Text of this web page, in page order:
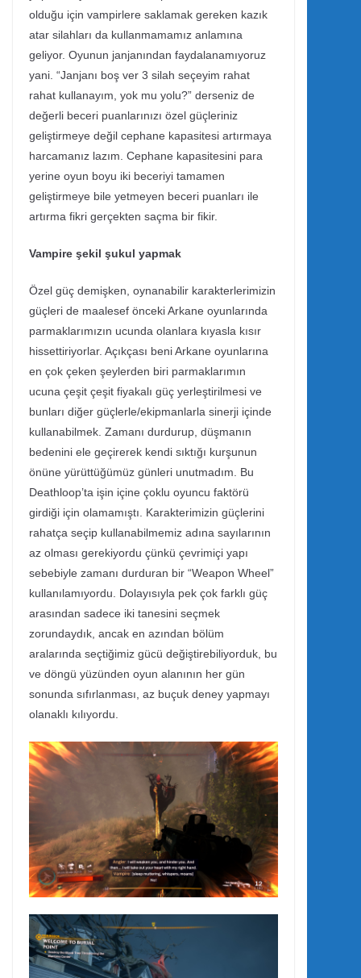
olduğu için vampirlere saklamak gereken kazık
atar silahları da kullanmamamız anlamına
geliyor. Oyunun janjanından faydalanamıyoruz
yani. “Janjanı boş ver 3 silah seçeyim rahat
rahat kullanayım, yok mu yolu?” derseniz de
değerli beceri puanlarınızı özel güçleriniz
geliştirmeye değil cephane kapasitesi artırmaya
harcamanız lazım. Cephane kapasitesini para
yerine oyun boyu iki beceriyi tamamen
geliştirmeye bile yetmeyen beceri puanları ile
artırma fikri gerçekten saçma bir fikir.
Vampire şekil şukul yapmak
Özel güç demişken, oynanabilir karakterlerimizin
güçleri de maalesef önceki Arkane oyunlarında
parmaklarımızın ucunda olanlara kıyasla kısır
hissettiriyorlar. Açıkçası beni Arkane oyunlarına
en çok çeken şeylerden biri parmaklarımın
ucuna çeşit çeşit fiyakalı güç yerleştirilmesi ve
bunları diğer güçlerle/ekipmanlarla sinerji içinde
kullanabilmek. Zamanı durdurup, düşmanın
bedenini ele geçirerek kendi sıktığı kurşunun
önüne yürüttüğümüz günleri unutmadım. Bu
Deathloop’ta işin içine çoklu oyuncu faktörü
girdiği için olamamıştı. Karakterimizin güçlerini
rahatça seçip kullanabilmemiz adına sayılarının
az olması gerekiyordu çünkü çevrimiçi yapı
sebebiyle zamanı durduran bir “Weapon Wheel”
kullanılamıyordu. Dolayısıyla pek çok farklı güç
arasından sadece iki tanesini seçmek
zorundaydık, ancak en azından bölüm
aralarında seçtiğimiz gücü değiştirebiliyorduk, bu
ve döngü yüzünden oyun alanının her gün
sonunda sıfırlanması, az buçuk deney yapmayı
olanaklı kılıyordu.